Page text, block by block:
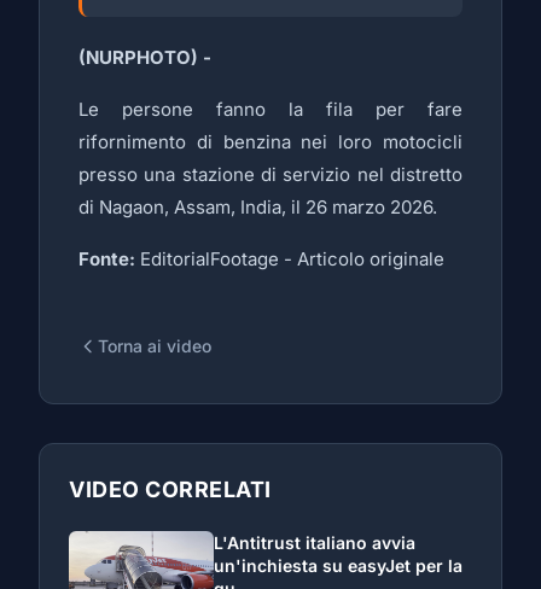
(NURPHOTO) -
Le persone fanno la fila per fare
rifornimento di benzina nei loro motocicli
presso una stazione di servizio nel distretto
di Nagaon, Assam, India, il 26 marzo 2026.
Fonte: EditorialFootage - Articolo originale
Torna ai video
VIDEO CORRELATI
L'Antitrust italiano avvia
un'inchiesta su easyJet per la